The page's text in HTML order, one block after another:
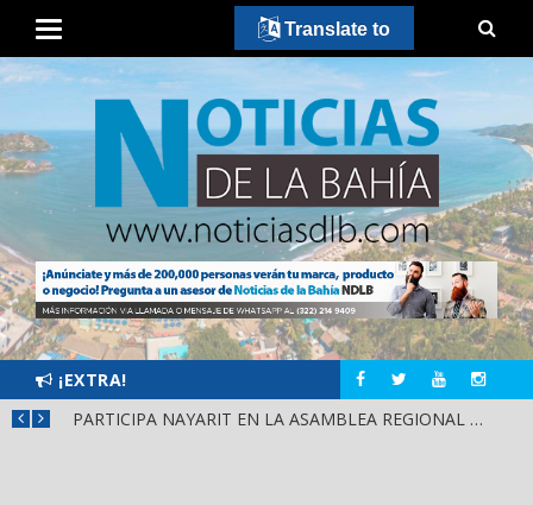
¡EXTRA!
PARTICIPA NAYARIT EN LA ASAMBLEA REGIONAL DE CONSULTA PARA LA LEY DE DERECHOS INDÍGENAS Y AFROMEXICANOS
Translate to